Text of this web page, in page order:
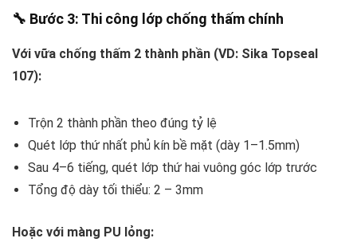
🔧 Bước 3: Thi công lớp chống thấm chính
Với vữa chống thấm 2 thành phần (VD: Sika Topseal
107):
Trộn 2 thành phần theo đúng tỷ lệ
Quét lớp thứ nhất phủ kín bề mặt (dày 1–1.5mm)
Sau 4–6 tiếng, quét lớp thứ hai vuông góc lớp trước
Tổng độ dày tối thiểu: 2 – 3mm
Hoặc với màng PU lỏng: